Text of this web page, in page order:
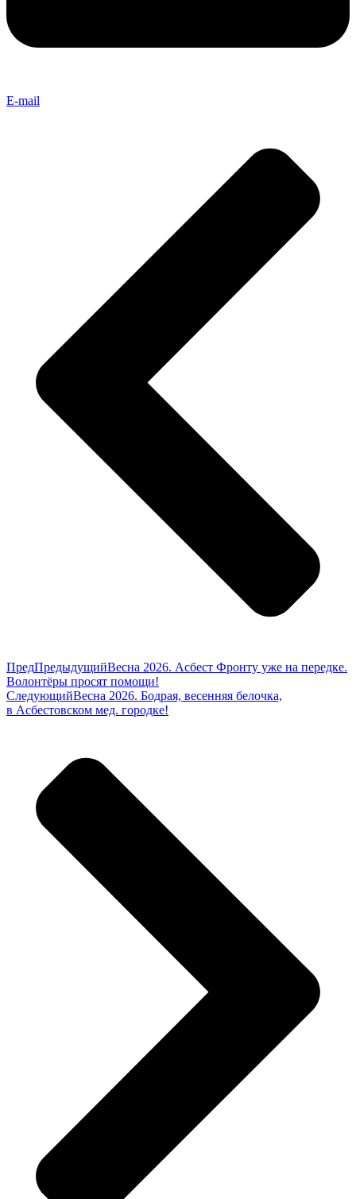
E-mail
ПредПредыдущийВесна 2026. Асбест Фронту уже на передке.
Волонтёры просят помощи!
СледующийВесна 2026. Бодрая, весенняя белочка,
в Асбестовском мед. городке!